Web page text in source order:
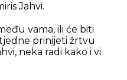
Jahvi.
vama, ili će biti
prinijeti žrtvu
neka radi kako i vi